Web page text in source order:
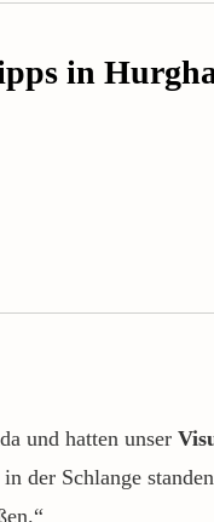
in
und hatten unser
der Schlange